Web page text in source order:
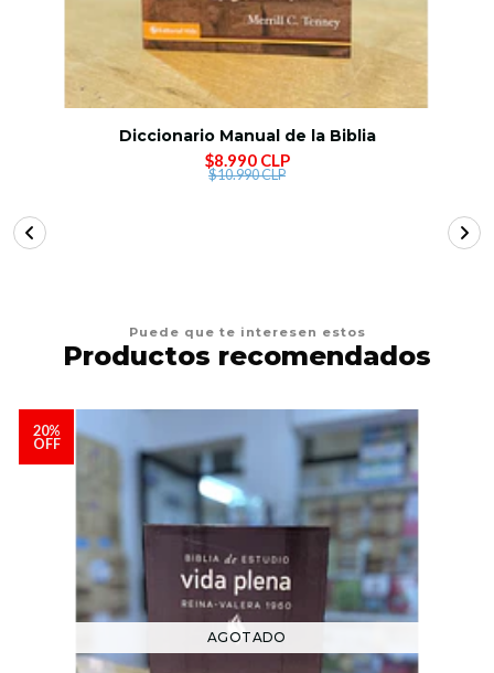
Diccionario Manual de la Biblia
$8.990 CLP
$10.990 CLP
Puede que te interesen estos
Productos recomendados
20%
OFF
AGOTADO